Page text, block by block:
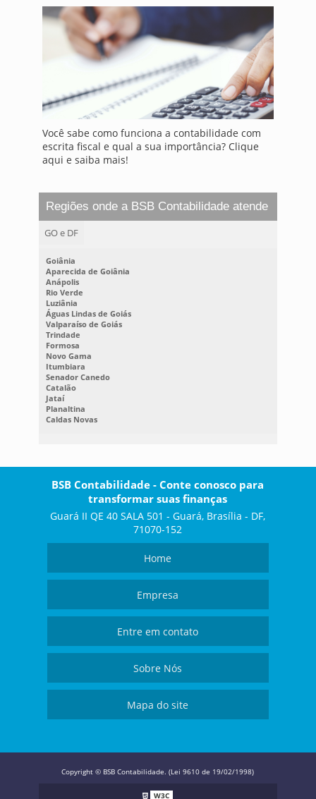
Você sabe como funciona a contabilidade com
escrita fiscal e qual a sua importância? Clique
aqui e saiba mais!
Regiões onde a BSB Contabilidade atende
GO e DF
Goiânia
Aparecida de Goiânia
Anápolis
Rio Verde
Luziânia
Águas Lindas de Goiás
Valparaíso de Goiás
Trindade
Formosa
Novo Gama
Itumbiara
Senador Canedo
Catalão
Jataí
Planaltina
Caldas Novas
BSB Contabilidade - Conte conosco para
transformar suas finanças
Guará II QE 40 SALA 501 - Guará, Brasília - DF,
71070-152
Home
Empresa
Entre em contato
Sobre Nós
Mapa do site
Copyright © BSB Contabilidade. (Lei 9610 de 19/02/1998)
W3C